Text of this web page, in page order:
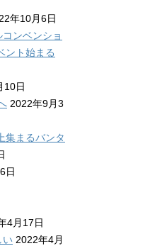
年10月6日
ンベンショ
ント始まる
10日
2022年9月3
集まるバンタ
日
4月17日
い 2022年4月